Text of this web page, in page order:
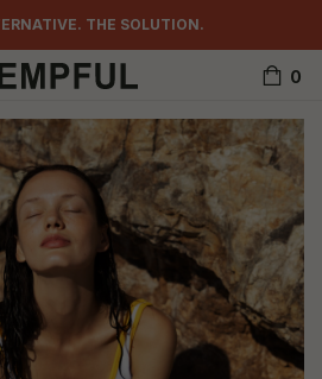
THE SOLUTION.
0